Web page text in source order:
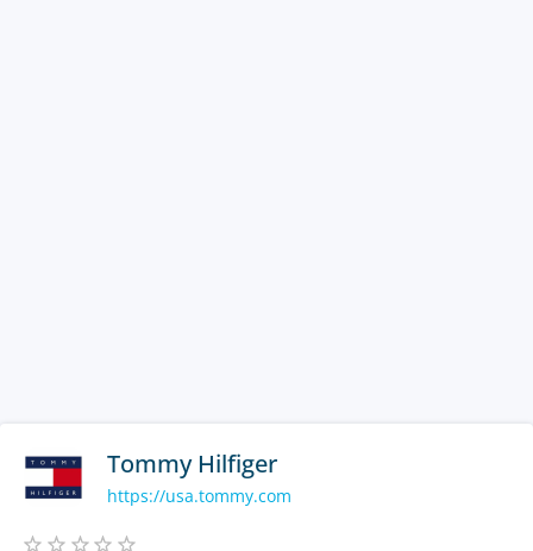
Tommy Hilfiger
https://usa.tommy.com